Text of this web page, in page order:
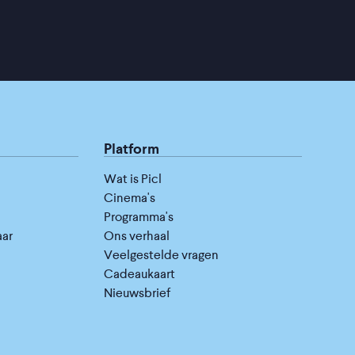
Platform
Wat is Picl
Cinema's
Programma's
Ons verhaal
Veelgestelde vragen
Cadeaukaart
Nieuwsbrief